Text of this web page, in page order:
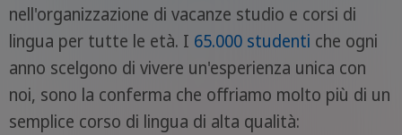
nell'organizzazione di vacanze studio e corsi di
lingua per tutte le età. I 65.000 studenti che ogni
anno scelgono di vivere un'esperienza unica con
noi, sono la conferma che offriamo molto più di un
semplice corso di lingua di alta qualità: